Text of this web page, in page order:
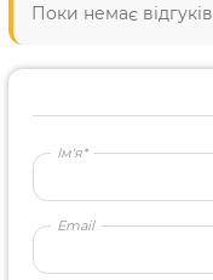
Поки немає відгуків
Ім'я*
Email